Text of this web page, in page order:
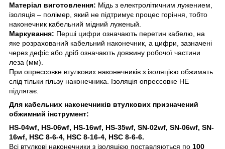
Матеріал виготовлення: Мідь з електролітичним лужением,
ізоляція – полімер, який не підтримує процес горіння, тобто
наконечник кабельний мідний луженый.
Маркування: Перші цифри означають перетин кабелю, на
яке розрахований кабельний наконечник, а цифри, зазначені
через дефіс або дріб означають довжину робочої частини
леза (мм).
При опрессовке втулкових наконечників з ізоляцією обжимать
слід тільки гільзу наконечника. Ізоляція опрессовке НЕ
підлягає.
Для кабельних наконечників втулкових призначений
обжимний інструмент:
HS-04wf, HS-06wf, HS-16wf, HS-35wf, SN-02wf, SN-06wf, SN-
16wf, HSC 8-6-4, HSC 8-16-4, HSC 8-6-6.
Всі втулкові наконечники з ізоляцією поставляються по 100